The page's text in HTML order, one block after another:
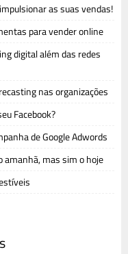
as suas vendas!
para vender online
digital além das redes
nas organizações
Facebook?
de Google Adwords
amanhã, mas sim o hoje